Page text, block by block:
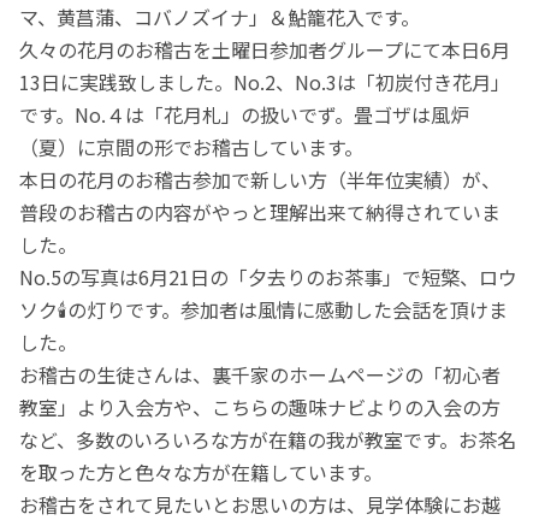
マ、黄菖蒲、コバノズイナ」＆鮎籠花入です。
久々の花月のお稽古を土曜日参加者グループにて本日6月
13日に実践致しました。No.2、No.3は「初炭付き花月」
です。No.４は「花月札」の扱いでず。畳ゴザは風炉
（夏）に京間の形でお稽古しています。
本日の花月のお稽古参加で新しい方（半年位実績）が、
普段のお稽古の内容がやっと理解出来て納得されていま
した。
No.5の写真は6月21日の「夕去りのお茶事」で短檠、ロウ
ソク🕯️の灯りです。参加者は風情に感動した会話を頂けま
した。
お稽古の生徒さんは、裏千家のホームページの「初心者
教室」より入会方や、こちらの趣味ナビよりの入会の方
など、多数のいろいろな方が在籍の我が教室です。お茶名
を取った方と色々な方が在籍しています。
お稽古をされて見たいとお思いの方は、見学体験にお越